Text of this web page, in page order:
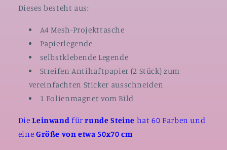
Dieses besteht aus:
A4 Mesh-Projekttasche
Papierlegende
selbstklebende Legende
Streifen Antihaftpapier (2 Stück) zum
vereinfachten Sticker ausschneiden
1 Folienmagnet vom Bild
DieLeinwand fürrunde Steine hat 60 Farben und
eine Größe von etwa 50x70 cm